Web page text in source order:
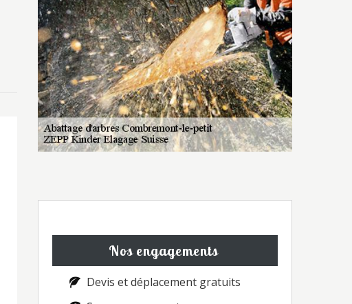
Nos engagements
Devis et déplacement gratuits